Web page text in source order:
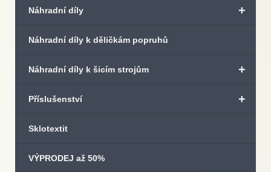
+
Náhradní díly
Náhradní díly k děličkám popruhů
+
Náhradní díly k šicím strojům
+
Příslušenství
Sklotextit
VÝPRODEJ až 50%